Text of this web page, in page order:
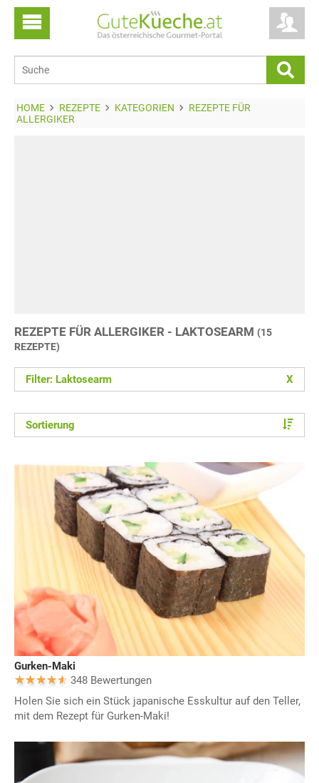
HOME REZEPTE KATEGORIEN
REZEPTE FÜR
ALLERGIKER
REZEPTE FÜR ALLERGIKER - LAKTOSEARM (15
REZEPTE)
Filter: Laktosearm X
Sortierung
Gurken-Maki
348 Bewertungen
Holen Sie sich ein Stück japanische Esskultur auf den Teller,
mit dem Rezept für Gurken-Maki!